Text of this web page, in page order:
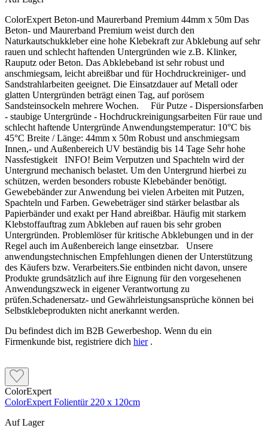
ColorExpert Beton-und Maurerband Premium 44mm x 50m Das
Beton- und Maurerband Premium weist durch den
Naturkautschukkleber eine hohe Klebekraft zur Abklebung auf sehr
rauen und schlecht haftenden Untergründen wie z.B. Klinker,
Rauputz oder Beton. Das Abklebeband ist sehr robust und
anschmiegsam, leicht abreißbar und für Hochdruckreiniger- und
Sandstrahlarbeiten geeignet. Die Einsatzdauer auf Metall oder
glatten Untergründen beträgt einen Tag, auf porösem
Sandsteinsockeln mehrere Wochen. Für Putze - Dispersionsfarben
- staubige Untergründe - Hochdruckreinigungsarbeiten Für raue und
schlecht haftende Untergründe Anwendungstemperatur: 10°C bis
45°C Breite / Länge: 44mm x 50m Robust und anschmiegsam
Innen,- und Außenbereich UV beständig bis 14 Tage Sehr hohe
Nassfestigkeit INFO! Beim Verputzen und Spachteln wird der
Untergrund mechanisch belastet. Um den Untergrund hierbei zu
schützen, werden besonders robuste Klebebänder benötigt.
Gewebebänder zur Anwendung bei vielen Arbeiten mit Putzen,
Spachteln und Farben. Gewebeträger sind stärker belastbar als
Papierbänder und exakt per Hand abreißbar. Häufig mit starkem
Klebstoffauftrag zum Abkleben auf rauen bis sehr groben
Untergründen. Problemlöser für kritische Abklebungen und in der
Regel auch im Außenbereich lange einsetzbar. Unsere
anwendungstechnischen Empfehlungen dienen der Unterstützung
des Käufers bzw. Verarbeiters.Sie entbinden nicht davon, unsere
Produkte grundsätzlich auf ihre Eignung für den vorgesehenen
Anwendungszweck in eigener Verantwortung zu
prüfen.Schadenersatz- und Gewährleistungsansprüche können bei
Selbstklebeprodukten nicht anerkannt werden.
Du befindest dich im B2B Gewerbeshop. Wenn du ein
Firmenkunde bist, registriere dich hier.
ColorExpert
ColorExpert Folientür 220 x 120cm
Auf Lager